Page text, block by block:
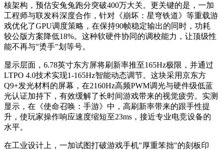
核架构，预估安兔兔跑分突破400万大关。更关键的是，一加
工程师与联发科深度合作，针对《崩坏：星穹铁道》等重载游
戏优化了GPU调度策略，在保持90帧稳定输出的同时，功耗
较公版方案降低18%。这种软硬件协同的调校能力，让顶级性
能不再与"烫手"划等号。
显示层面，6.78英寸东方屏将刷新率推至165Hz极限，并通过
LTPO 4.0技术实现1-165Hz智能动态调节。这块采用京东方
Q9+发光材料的屏幕，在2160Hz高频PWM调光与硬件级低蓝
光认证加持下，有效缓解了长时间游戏带来的视觉疲劳。实测
显示，在《使命召唤：手游》中，高刷新率带来的跟手性提
升，使玩家操作响应速度缩短至23ms，接近专业电竞设备的
水平。
在工业设计上，一加试图打破游戏手机"厚重笨拙"的刻板印